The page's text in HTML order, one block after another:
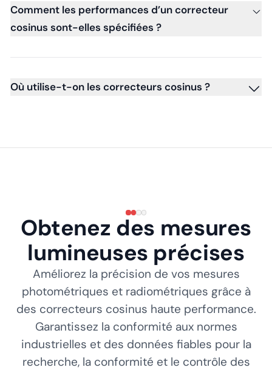
Comment les performances d’un correcteur
cosinus sont-elles spécifiées ?
Où utilise-t-on les correcteurs cosinus ?
Obtenez des mesures
lumineuses précises
Améliorez la précision de vos mesures
photométriques et radiométriques grâce à
des correcteurs cosinus haute performance.
Garantissez la conformité aux normes
industrielles et des données fiables pour la
recherche, la conformité et le contrôle des